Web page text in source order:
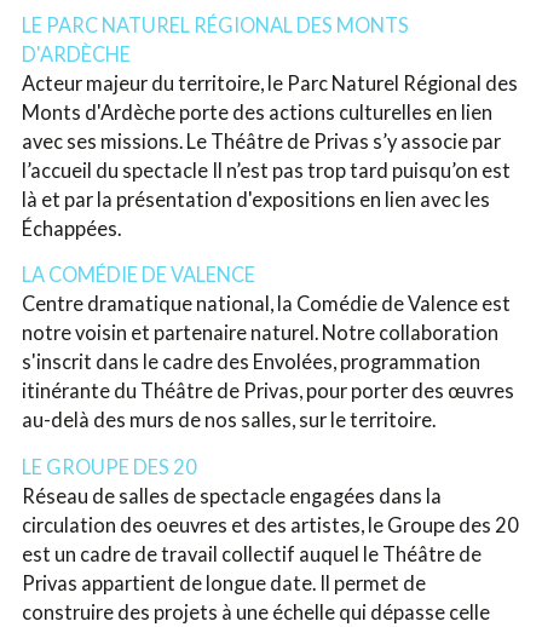
LE PARC NATUREL RÉGIONAL DES MONTS
D'ARDÈCHE
Acteur majeur du territoire, le Parc Naturel Régional des
Monts d'Ardèche porte des actions culturelles en lien
avec ses missions. Le Théâtre de Privas s’y associe par
l’accueil du spectacle Il n’est pas trop tard puisqu’on est
là et par la présentation d'expositions en lien avec les
Échappées.
LA COMÉDIE DE VALENCE
Centre dramatique national, la Comédie de Valence est
notre voisin et partenaire naturel. Notre collaboration
s'inscrit dans le cadre des Envolées, programmation
itinérante du Théâtre de Privas, pour porter des œuvres
au-delà des murs de nos salles, sur le territoire.
LE GROUPE DES 20
Réseau de salles de spectacle engagées dans la
circulation des oeuvres et des artistes, le Groupe des 20
est un cadre de travail collectif auquel le Théâtre de
Privas appartient de longue date. Il permet de
construire des projets à une échelle qui dépasse celle